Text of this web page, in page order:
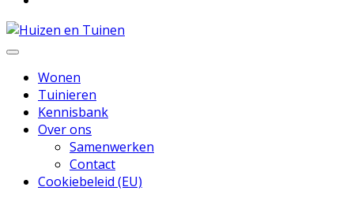
Huizen en Tuinen
Inspiratie voor wonen en tuinieren
Wonen
Tuinieren
Kennisbank
Over ons
Samenwerken
Contact
Cookiebeleid (EU)